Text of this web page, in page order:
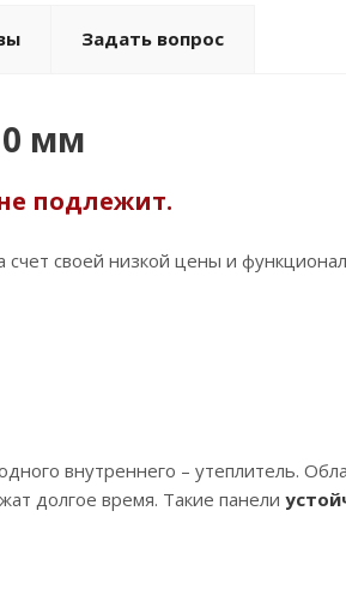
Задать вопрос
мм
подлежит.
своей низкой цены и
внутреннего – утеплитель.
долгое время. Такие панели